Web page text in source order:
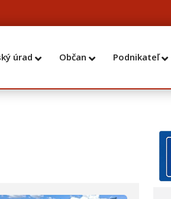
úrad Občan Podnikateľ